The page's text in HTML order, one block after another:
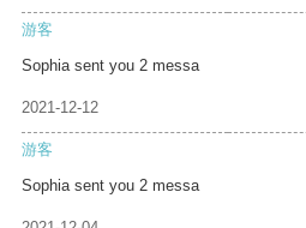
游客
Sophia sent you 2 messa
2021-12-12
游客
Sophia sent you 2 messa